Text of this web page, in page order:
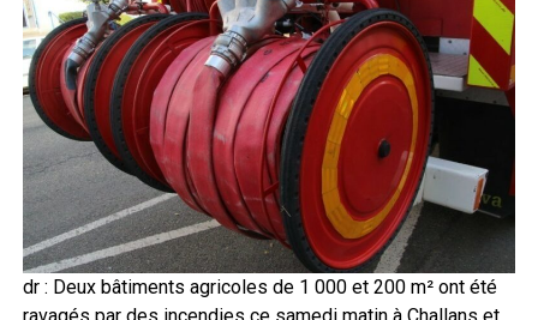
dr : Deux bâtiments agricoles de 1 000 et 200 m² ont été